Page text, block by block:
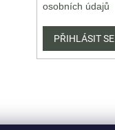
osobních údajů
PŘIHLÁSIT SE